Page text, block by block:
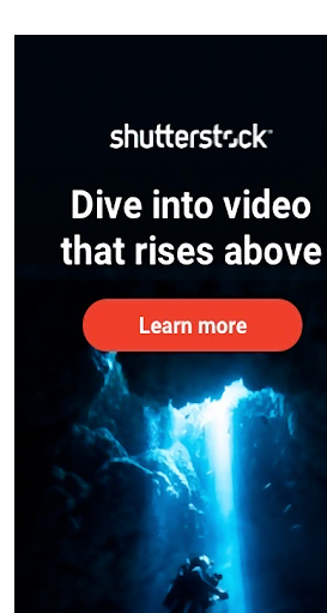
– കേന്ദ്രം